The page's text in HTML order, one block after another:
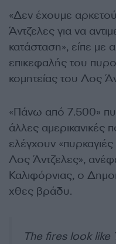
«Δεν έχουμε
Άντζελες για να
κατάσταση», είπε
επικεφαλής του
κομητείας του Λος
«Πάνω από 7.500»
άλλες αμερικανικές
ελέγχουν
Λος Άντζελες»,
Καλιφόρνιας, ο
χθες βράδυ.
The fires look